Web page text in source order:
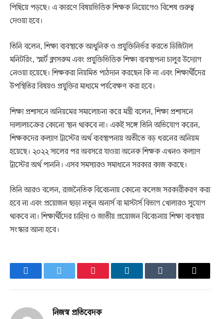
পিছিয়ে পড়ছে। এ কারণে বিষয়ভিত্তিক শিক্ষক নিয়োগেও বিশেষ গুরুত্ব
দেওয়া হবে।
তিনি বলেন, শিক্ষা ব্যবস্থাকে আধুনিক ও প্রযুক্তিনির্ভর করতে ডিজিটাল
মনিটরিং, স্মার্ট ক্লাসরুম এবং প্রযুক্তিভিত্তিক শিক্ষা ব্যবস্থাপনা চালুর উদ্যোগ
নেওয়া হয়েছে। শিক্ষকরা নিয়মিত পাঠদান করছেন কি না এবং শিক্ষার্থীদের
উপস্থিতির বিষয়ও প্রযুক্তির মাধ্যমে পর্যবেক্ষণ করা হবে।
শিক্ষা প্রশাসনে অনিয়মের সমালোচনা করে মন্ত্রী বলেন, শিক্ষা প্রশাসনে
দালালচক্রের কোনো স্থান থাকবে না। একই সঙ্গে তিনি অভিযোগ করেন,
শিক্ষকদের কল্যাণ ট্রাস্টের অর্থ ব্যবস্থাপনায় অতীতে বড় ধরনের অনিয়ম
হয়েছে। ২০২২ সালের পর অবসরে যাওয়া অনেক শিক্ষক এখনও কল্যাণ
ট্রাস্টের অর্থ পাননি। এসব সমস্যারও সমাধানে সরকার কাজ করছে।
তিনি আরও বলেন, রাজনৈতিক বিবেচনায় কোনো কলেজ সরকারীকরণ করা
হবে না এবং প্রয়োজন ছাড়া নতুন অনার্স বা মাস্টার্স বিভাগ খোলারও সুযোগ
থাকবে না। শিক্ষার্থীদের চাহিদা ও জাতীয় প্রয়োজন বিবেচনায় শিক্ষা ব্যবস্থায়
সংস্কার আনা হবে।
FacebookTwitter PinterestLinkedInTumblr Email
নিজস্ব প্রতিবেদক